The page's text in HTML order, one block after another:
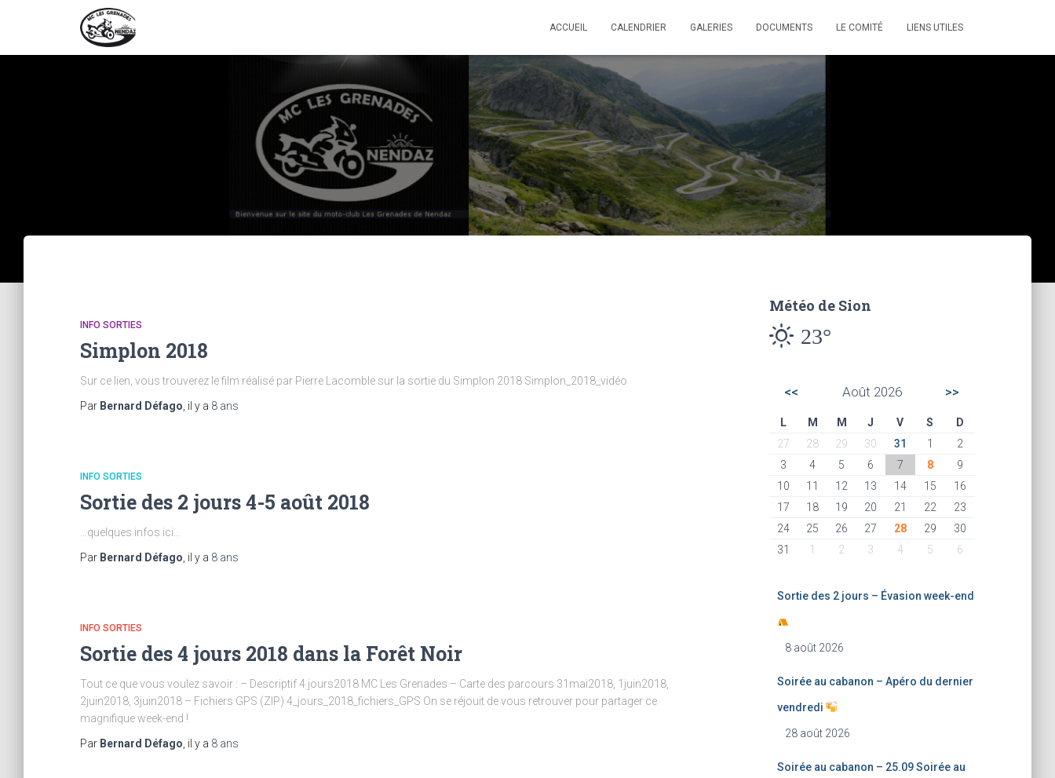
ACCUEIL CALENDRIER GALERIES DOCUMENTS LE COMITÉ LIENS UTILES
INFO SORTIES
Simplon 2018
Sur ce lien, vous trouverez le film réalisé par Pierre Lacomble sur la sortie du Simplon 2018 Simplon_2018_vidéo
Par Bernard Défago , il y a 8 ans
INFO SORTIES
Sortie des 2 jours 4-5 août 2018
…quelques infos ici…
Par Bernard Défago , il y a 8 ans
INFO SORTIES
Sortie des 4 jours 2018 dans la Forêt Noir
Tout ce que vous voulez savoir : – Descriptif 4 jours2018 MC Les Grenades – Carte des parcours 31mai2018, 1juin2018,
2juin2018, 3juin2018 – Fichiers GPS (ZIP) 4_jours_2018_fichiers_GPS On se réjouit de vous retrouver pour partager ce
magnifique week-end !
Par Bernard Défago , il y a 8 ans
Météo de Sion
23°
<< Août 2026 >>
L M M J V S
D
27
28 29 30 31 1
2
3
4 5 6 7 8
9
10
11 12 13 14 15
16
17
18 19 20 21 22
23
24
25 26 27 28 29
30
31
1 2 3 4 5 6
Sortie des 2 jours – Évasion week-end
8 août 2026
Soirée au cabanon – Apéro du dernier
vendredi
28 août 2026
Soirée au cabanon – 25.09 Soirée au